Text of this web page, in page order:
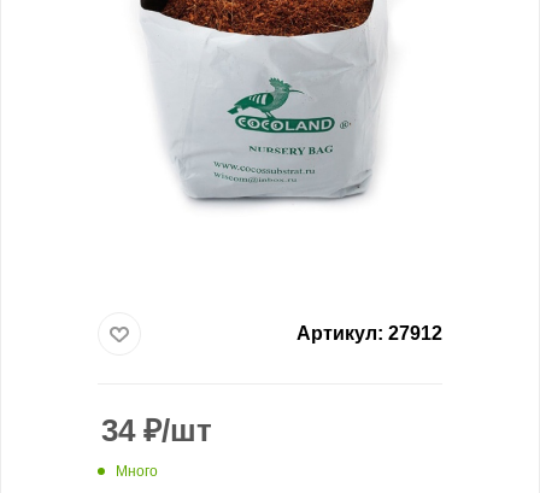
Артикул: 27912
34₽/шт
Много